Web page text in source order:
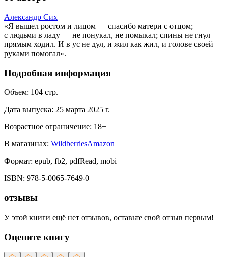
Александр Сих
«Я вышел ростом и лицом — спасибо матери с отцом;
с людьми в ладу — не понукал, не помыкал; спины не гнул —
прямым ходил. И в ус не дул, и жил как жил, и голове своей
руками помогал».
Подробная информация
Объем: 104 стр.
Дата выпуска: 25 марта 2025 г.
Возрастное ограничение: 18+
В магазинах: WildberriesAmazon
Формат: epub, fb2, pdfRead, mobi
ISBN: 978-5-0065-7649-0
отзывы
У этой книги ещё нет отзывов, оставьте свой отзыв первым!
Оцените книгу